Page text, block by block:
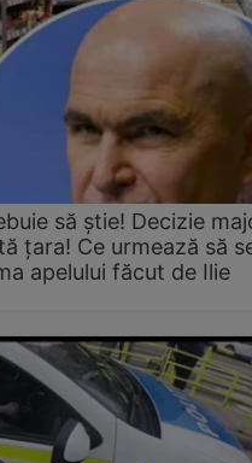
să știe! Decizie
țara! Ce urmează să
apelului făcut de Ilie